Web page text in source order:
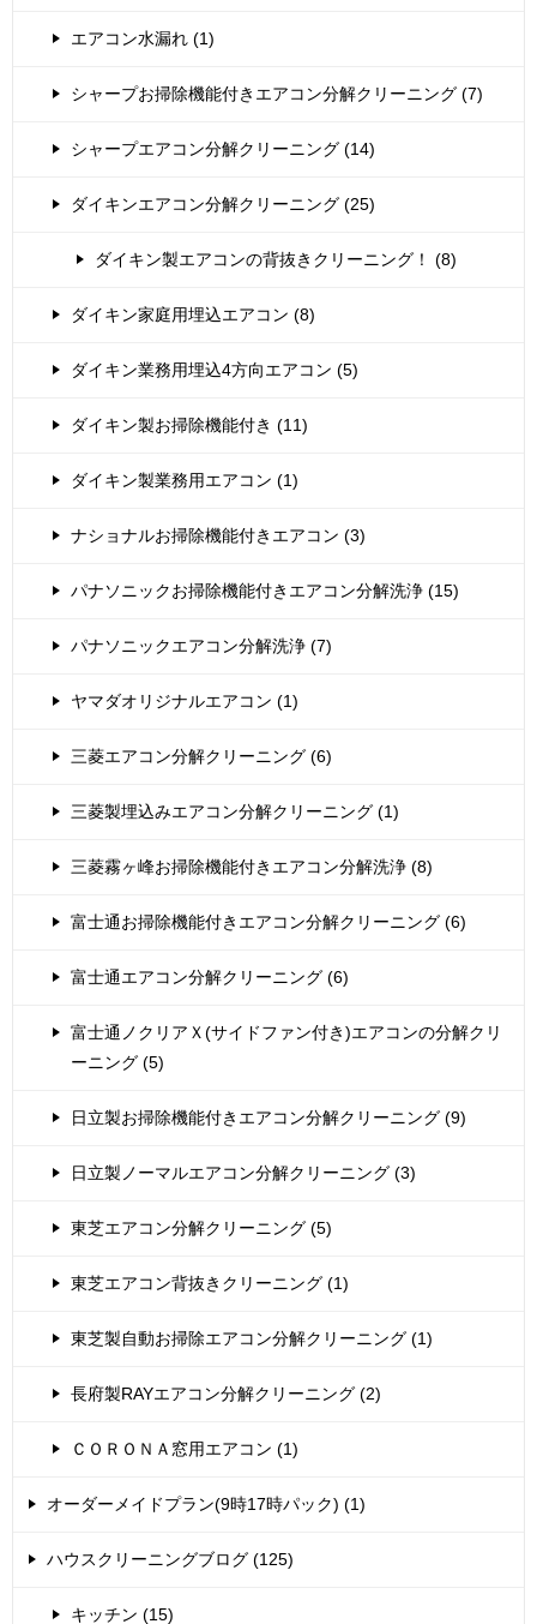
エアコン水漏れ (1)
シャープお掃除機能付きエアコン分解クリーニング (7)
シャープエアコン分解クリーニング (14)
ダイキンエアコン分解クリーニング (25)
ダイキン製エアコンの背抜きクリーニング！ (8)
ダイキン家庭用埋込エアコン (8)
ダイキン業務用埋込4方向エアコン (5)
ダイキン製お掃除機能付き (11)
ダイキン製業務用エアコン (1)
ナショナルお掃除機能付きエアコン (3)
パナソニックお掃除機能付きエアコン分解洗浄 (15)
パナソニックエアコン分解洗浄 (7)
ヤマダオリジナルエアコン (1)
三菱エアコン分解クリーニング (6)
三菱製埋込みエアコン分解クリーニング (1)
三菱霧ヶ峰お掃除機能付きエアコン分解洗浄 (8)
富士通お掃除機能付きエアコン分解クリーニング (6)
富士通エアコン分解クリーニング (6)
富士通ノクリアＸ(サイドファン付き)エアコンの分解クリ
ーニング (5)
日立製お掃除機能付きエアコン分解クリーニング (9)
日立製ノーマルエアコン分解クリーニング (3)
東芝エアコン分解クリーニング (5)
東芝エアコン背抜きクリーニング (1)
東芝製自動お掃除エアコン分解クリーニング (1)
長府製RAYエアコン分解クリーニング (2)
ＣＯＲＯＮＡ窓用エアコン (1)
オーダーメイドプラン(9時17時パック) (1)
ハウスクリーニングブログ (125)
キッチン (15)